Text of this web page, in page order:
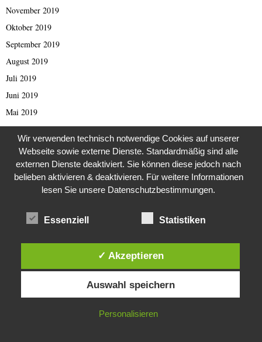
November 2019
Oktober 2019
September 2019
August 2019
Juli 2019
Juni 2019
Mai 2019
April 2019
März 2019
Februar 2019
Januar 2019
Dezember 2018
November 2018
Juni 2018
Diese Website verwendet Cookies. Durch die weitere Nutzung dieser
Website stimmst du der Verwendung von Cookies zu.
IN ORDNUNG
Wir verwenden technisch notwendige Cookies auf unserer
Webseite sowie externe Dienste. Standardmäßig sind alle
externen Dienste deaktiviert. Sie können diese jedoch nach
belieben aktivieren & deaktivieren. Für weitere Informationen
lesen Sie unsere Datenschutzbestimmungen.
Essenziell Statistiken
✓ Akzeptieren
Auswahl speichern
Personalisieren